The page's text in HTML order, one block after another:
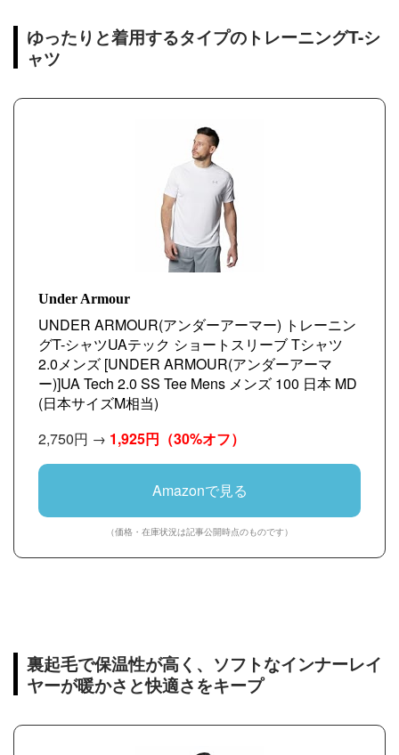
ゆったりと着用するタイプのトレーニングT-シ
ャツ
Under Armour
UNDER ARMOUR(アンダーアーマー) トレーニン
グT-シャツUAテック ショートスリーブ Tシャツ
2.0メンズ [UNDER ARMOUR(アンダーアーマ
ー)]UA Tech 2.0 SS Tee Mens メンズ 100 日本 MD
(日本サイズM相当)
2,750円 → 1,925円 （30%オフ）
Amazonで見る
（価格・在庫状況は記事公開時点のものです）
裏起毛で保温性が高く、ソフトなインナーレイ
ヤーが暖かさと快適さをキープ